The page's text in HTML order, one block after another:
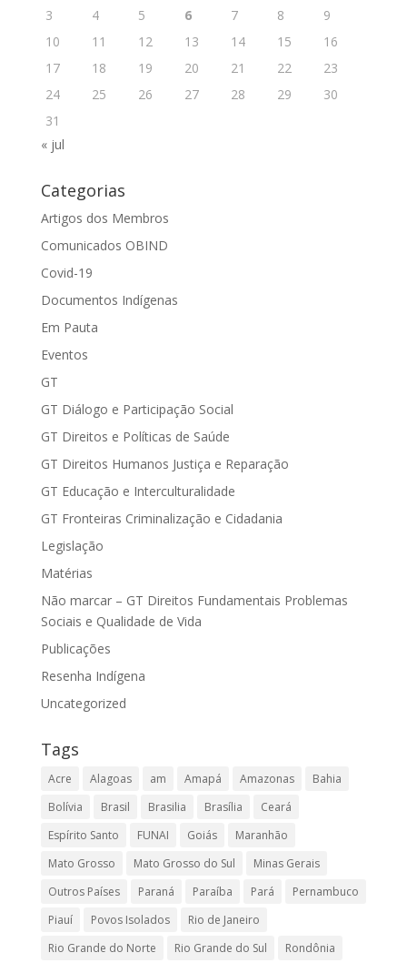
3
4 5 6 7 8
9
10
11 12 13 14 15
16
17
18 19 20 21 22
23
24
25 26 27 28 29
30
31
« jul
Categorias
Artigos dos Membros
Comunicados OBIND
Covid-19
Documentos Indígenas
Em Pauta
Eventos
GT
GT Diálogo e Participação Social
GT Direitos e Políticas de Saúde
GT Direitos Humanos Justiça e Reparação
GT Educação e Interculturalidade
GT Fronteiras Criminalização e Cidadania
Legislação
Matérias
Não marcar – GT Direitos Fundamentais Problemas
Sociais e Qualidade de Vida
Publicações
Resenha Indígena
Uncategorized
Tags
Acre Alagoas am Amapá Amazonas
Bahia
Bolívia
Brasil Brasilia Brasília
Ceará
Espírito Santo
FUNAI Goiás
Maranhão
Mato Grosso
Mato Grosso do Sul
Minas Gerais
Outros Países
Paraná Paraíba Pará
Pernambuco
Piauí
Povos Isolados
Rio de Janeiro
Rio Grande do Norte
Rio Grande do Sul
Rondônia